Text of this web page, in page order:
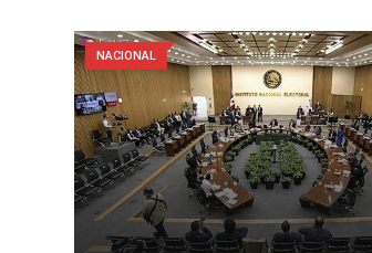
NACIONAL